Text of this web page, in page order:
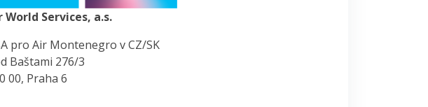
World Services, a.s.
pro Air Montenegro v CZ/SK
Baštami 276/3
00, Praha 6